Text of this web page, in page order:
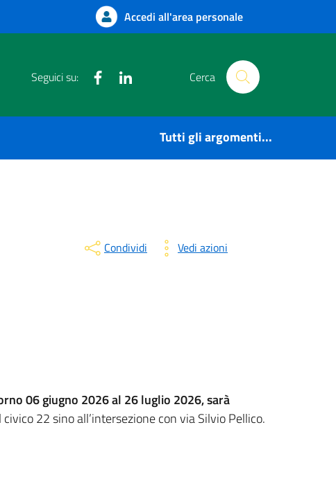
Accedi all'area personale
Seguici su: Facebook Cerca
Tutti gli argomenti...
Condividi Vedi azioni
06 giugno 2026 al 26 luglio 2026, sarà
22 sino all’intersezione con via Silvio Pellico.